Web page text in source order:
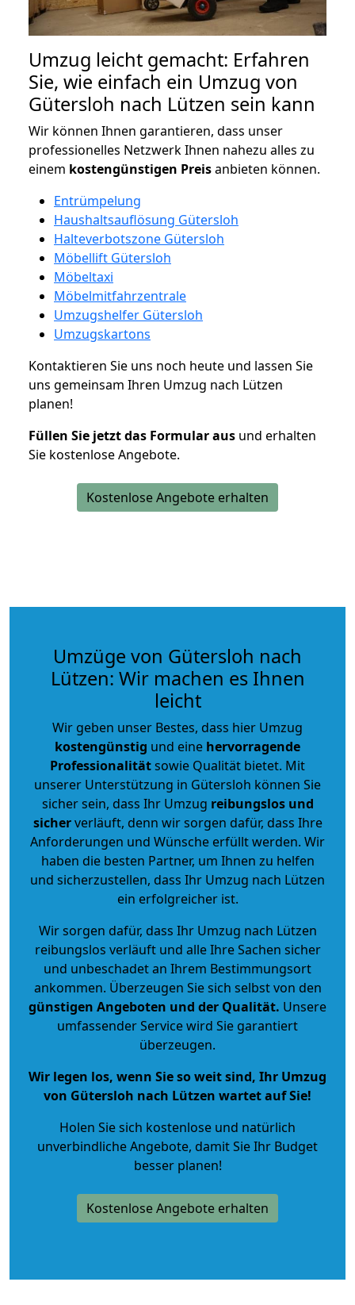
Umzug leicht gemacht: Erfahren
Sie, wie einfach ein Umzug von
Gütersloh nach Lützen sein kann
Wir können Ihnen garantieren, dass unser
professionelles Netzwerk Ihnen nahezu alles zu
einem kostengünstigen Preisanbieten können.
Entrümpelung
Haushaltsauflösung Gütersloh
Halteverbotszone Gütersloh
Möbellift Gütersloh
Möbeltaxi
Möbelmitfahrzentrale
Umzugshelfer Gütersloh
Umzugskartons
Kontaktieren Sie uns noch heute und lassen Sie
uns gemeinsam Ihren Umzug nach Lützen
planen!
Füllen Sie jetzt das Formular aus und erhalten
Sie kostenlose Angebote.
Kostenlose Angebote erhalten
Umzüge von Gütersloh nach
Lützen: Wir machen es Ihnen
leicht
Wir geben unser Bestes, dass hier Umzug
kostengünstig und eine hervorragende
Professionalitätsowie Qualität bietet. Mit
unserer Unterstützung in Gütersloh können Sie
sicher sein, dass Ihr Umzug reibungslos und
sicherverläuft, denn wir sorgen dafür, dass Ihre
Anforderungen und Wünsche erfüllt werden. Wir
haben die besten Partner, um Ihnen zu helfen
und sicherzustellen, dass Ihr Umzug nach Lützen
ein erfolgreicher ist.
Wir sorgen dafür, dass Ihr Umzug nach Lützen
reibungslos verläuft und alle Ihre Sachen sicher
und unbeschadet an Ihrem Bestimmungsort
ankommen. Überzeugen Sie sich selbst von den
günstigen Angeboten und der Qualität. Unsere
umfassender Service wird Sie garantiert
überzeugen.
Wir legen los, wenn Sie so weit sind, Ihr Umzug
von Gütersloh nach Lützen wartet auf Sie!
Holen Sie sich kostenlose und natürlich
unverbindliche Angebote, damit Sie Ihr Budget
besser planen!
Kostenlose Angebote erhalten